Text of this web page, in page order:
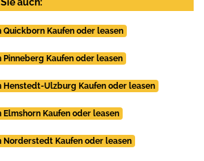
Quickborn Kaufen oder leasen
Pinneberg Kaufen oder leasen
Henstedt-Ulzburg Kaufen oder leasen
Elmshorn Kaufen oder leasen
Norderstedt Kaufen oder leasen